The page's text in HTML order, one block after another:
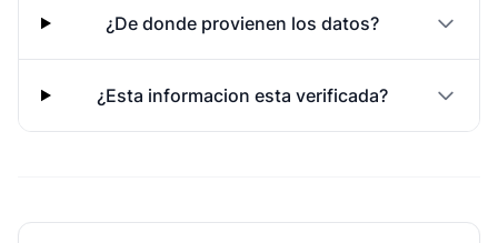
¿De donde provienen los datos?
¿Esta informacion esta verificada?